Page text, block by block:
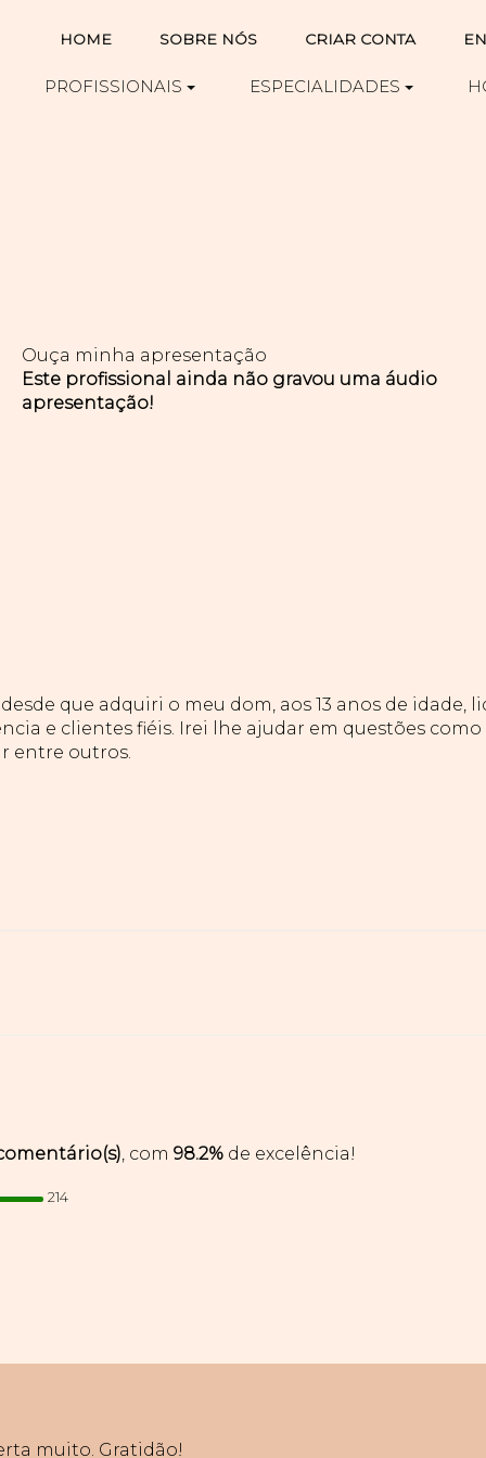
HOME SOBRE NÓS CRIAR CONTA
PROFISSIONAIS ESPECIALIDADES
Ouça minha apresentação
Este profissional ainda não gravou uma áudio
apresentação!
que adquiri o meu dom, aos 13 anos de idade,
e clientes fiéis. Irei lhe ajudar em questões como
entre outros.
, com 98.2% de excelência!
214
muito. Gratidão!